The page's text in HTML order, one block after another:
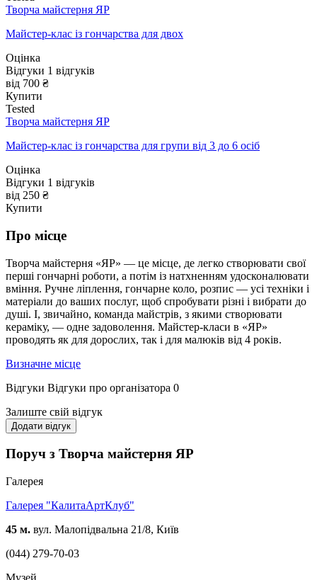
Творча майстерня ЯР
Майстер-клас із гончарства для двох
Оцінка
Відгуки 1 відгуків
від 700 ₴
Купити
Tested
Творча майстерня ЯР
Майстер-клас із гончарства для групи від 3 до 6 осіб
Оцінка
Відгуки 1 відгуків
від 250 ₴
Купити
Про місце
Творча майстерня «ЯР» — це місце, де легко створювати свої
перші гончарні роботи, а потім із натхненням удосконалювати
вміння. Ручне ліплення, гончарне коло, розпис — усі техніки і
матеріали до ваших послуг, щоб спробувати різні і вибрати до
душі. І, звичайно, команда майстрів, з якими створювати
кераміку, — одне задоволення. Майстер-класи в «ЯР»
проводять як для дорослих, так і для малюків від 4 років.
Визначне місце
Відгуки Відгуки про організатора 0
Залиште свій відгук
Додати відгук
Поруч з Творча майстерня ЯР
Галерея
Галерея "КалитаАртКлуб"
45 м. вул. Малопідвальна 21/8, Київ
(044) 279-70-03